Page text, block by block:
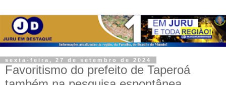
sexta-feira, 27 de setembro de 2024
Favoritismo do prefeito de Taperoá